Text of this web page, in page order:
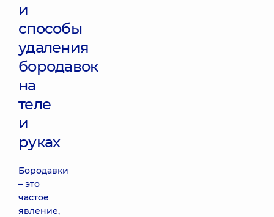
и
способы
удаления
бородавок
на
теле
и
руках
Бородавки
– это
частое
явление,